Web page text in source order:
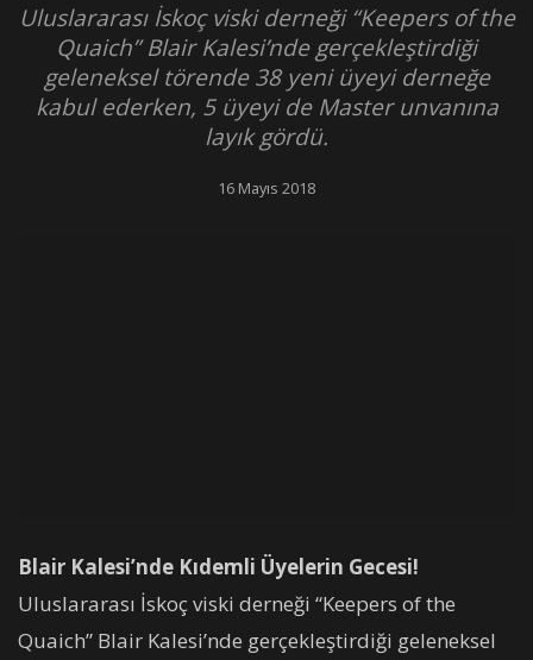
Uluslararası İskoç viski derneği “Keepers of the
Quaich” Blair Kalesi’nde gerçekleştirdiği
geleneksel törende 38 yeni üyeyi derneğe
kabul ederken, 5 üyeyi de Master unvanına
layık gördü.
16 Mayıs 2018
Blair Kalesi’nde Kıdemli Üyelerin Gecesi!
Uluslararası İskoç viski derneği “Keepers of the
Quaich” Blair Kalesi’nde gerçekleştirdiği geleneksel